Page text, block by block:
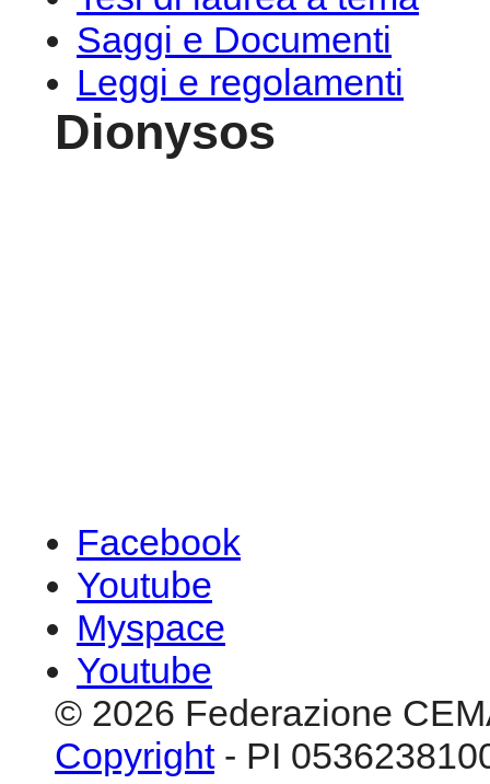
Saggi e Documenti
Leggi e regolamenti
Dionysos
Facebook
Youtube
Myspace
Youtube
© 2026 Federazione
Copyright- PI